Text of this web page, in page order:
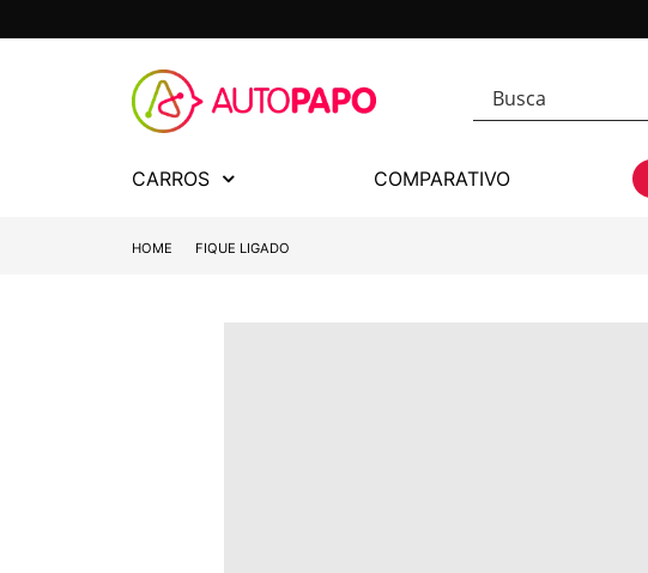
CARROS COMPARATIVO
HOME FIQUE LIGADO